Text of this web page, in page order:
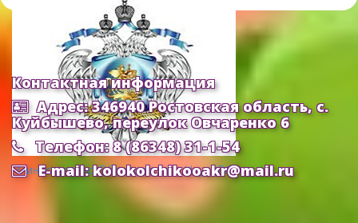
Министерство Образования и Науки РФ
Контактная информация
Адрес: 346940 Ростовская область, с.
Куйбышево, переулок Овчаренко 6
Телефон: 8 (86348) 31-1-54
E-mail: kolokolchikooakr@mail.ru